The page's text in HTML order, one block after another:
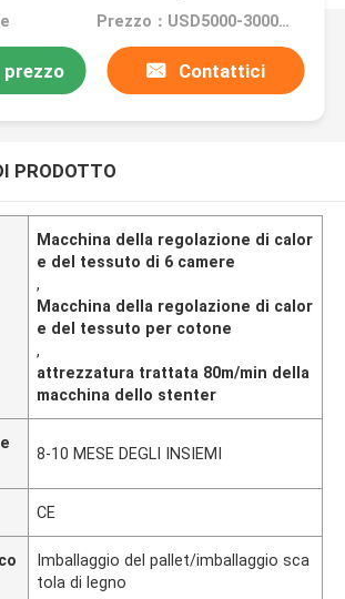
Prezzo：USD5000-300000
prezzo Contattici
PRODOTTO
Macchina della regolazione di calor
e del tessuto di 6 camere
,
Macchina della regolazione di calor
e del tessuto per cotone
,
attrezzatura trattata 80m/min della
macchina dello stenter
8-10 MESE DEGLI INSIEMI
CE
Imballaggio del pallet/imballaggio sca
tola di legno